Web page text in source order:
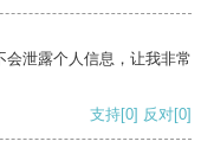
泄露个人信息，让我非常
支持[0] 反对[0]